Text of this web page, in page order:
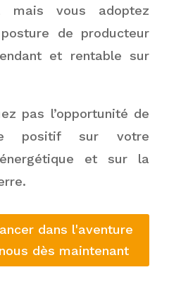
mais vous adoptez
de producteur
et rentable sur
pas l’opportunité de
positif sur votre
et sur la
dans l'aventure
dès maintenant